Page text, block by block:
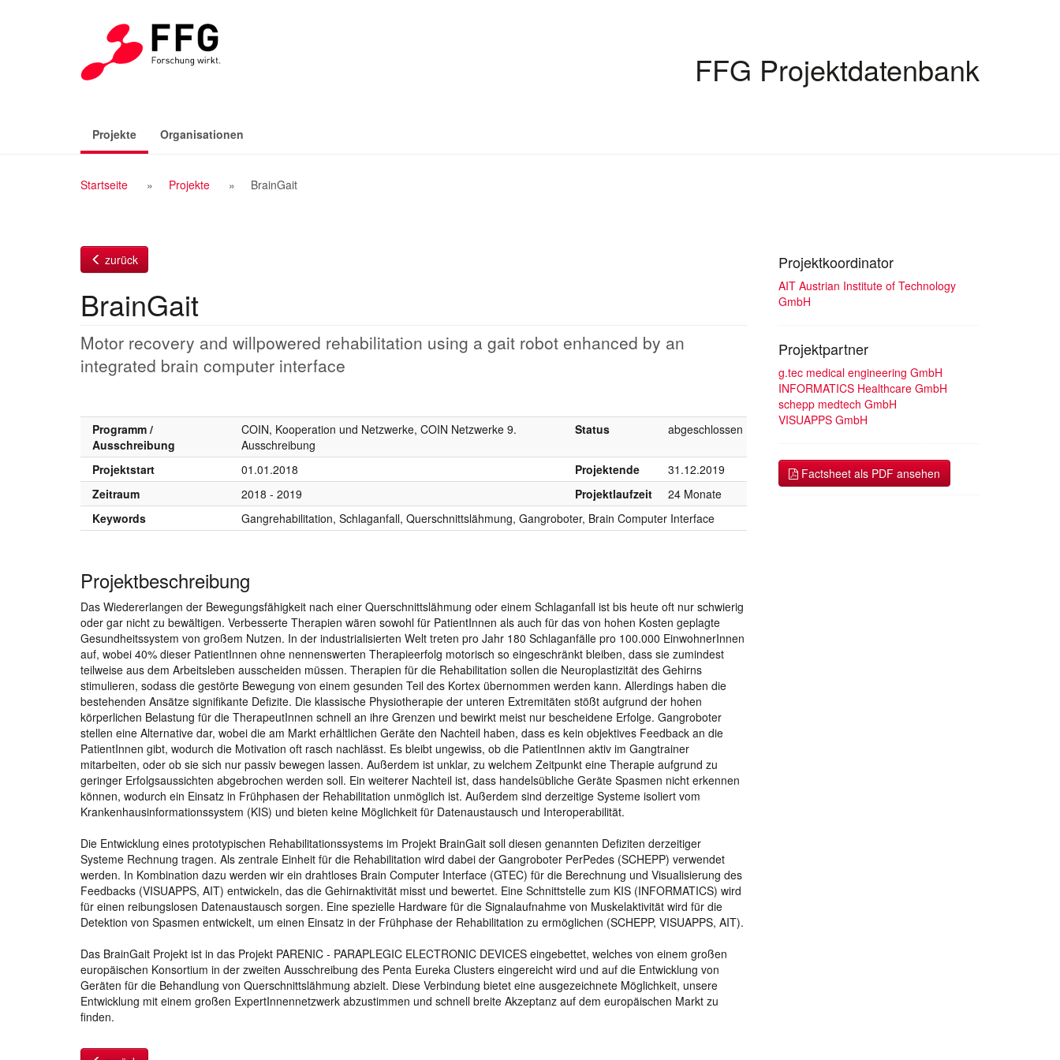
FFG Projektdatenbank
Projekte(aktiv)Organisationen
Breadcrumb
Startseite Projekte BrainGait
zurück
BrainGait
Motor recovery and willpowered rehabilitation using a gait robot enhanced by an
integrated brain computer interface
Programm /
Ausschreibung
COIN, Kooperation und Netzwerke, COIN Netzwerke 9.
Ausschreibung
Status abgeschlossen
Projektstart 01.01.2018 Projektende
31.12.2019
Zeitraum
2018 - 2019 Projektlaufzeit
24 Monate
Keywords
Gangrehabilitation, Schlaganfall, Querschnittslähmung, Gangroboter, Brain Computer Interface
Projektbeschreibung
Das Wiedererlangen der Bewegungsfähigkeit nach einer Querschnittslähmung oder einem Schlaganfall ist bis heute oft nur schwierig
oder gar nicht zu bewältigen. Verbesserte Therapien wären sowohl für PatientInnen als auch für das von hohen Kosten geplagte
Gesundheitssystem von großem Nutzen. In der industrialisierten Welt treten pro Jahr 180 Schlaganfälle pro 100.000 EinwohnerInnen
auf, wobei 40% dieser PatientInnen ohne nennenswerten Therapieerfolg motorisch so eingeschränkt bleiben, dass sie zumindest
teilweise aus dem Arbeitsleben ausscheiden müssen. Therapien für die Rehabilitation sollen die Neuroplastizität des Gehirns
stimulieren, sodass die gestörte Bewegung von einem gesunden Teil des Kortex übernommen werden kann. Allerdings haben die
bestehenden Ansätze signifikante Defizite. Die klassische Physiotherapie der unteren Extremitäten stößt aufgrund der hohen
körperlichen Belastung für die TherapeutInnen schnell an ihre Grenzen und bewirkt meist nur bescheidene Erfolge. Gangroboter
stellen eine Alternative dar, wobei die am Markt erhältlichen Geräte den Nachteil haben, dass es kein objektives Feedback an die
PatientInnen gibt, wodurch die Motivation oft rasch nachlässt. Es bleibt ungewiss, ob die PatientInnen aktiv im Gangtrainer
mitarbeiten, oder ob sie sich nur passiv bewegen lassen. Außerdem ist unklar, zu welchem Zeitpunkt eine Therapie aufgrund zu
geringer Erfolgsaussichten abgebrochen werden soll. Ein weiterer Nachteil ist, dass handelsübliche Geräte Spasmen nicht erkennen
können, wodurch ein Einsatz in Frühphasen der Rehabilitation unmöglich ist. Außerdem sind derzeitige Systeme isoliert vom
Krankenhausinformationssystem (KIS) und bieten keine Möglichkeit für Datenaustausch und Interoperabilität.
Die Entwicklung eines prototypischen Rehabilitationssystems im Projekt BrainGait soll diesen genannten Defiziten derzeitiger
Systeme Rechnung tragen. Als zentrale Einheit für die Rehabilitation wird dabei der Gangroboter PerPedes (SCHEPP) verwendet
werden. In Kombination dazu werden wir ein drahtloses Brain Computer Interface (GTEC) für die Berechnung und Visualisierung des
Feedbacks (VISUAPPS, AIT) entwickeln, das die Gehirnaktivität misst und bewertet. Eine Schnittstelle zum KIS (INFORMATICS) wird
für einen reibungslosen Datenaustausch sorgen. Eine spezielle Hardware für die Signalaufnahme von Muskelaktivität wird für die
Detektion von Spasmen entwickelt, um einen Einsatz in der Frühphase der Rehabilitation zu ermöglichen (SCHEPP, VISUAPPS, AIT).
Das BrainGait Projekt ist in das Projekt PARENIC - PARAPLEGIC ELECTRONIC DEVICES eingebettet, welches von einem großen
europäischen Konsortium in der zweiten Ausschreibung des Penta Eureka Clusters eingereicht wird und auf die Entwicklung von
Geräten für die Behandlung von Querschnittslähmung abzielt. Diese Verbindung bietet eine ausgezeichnete Möglichkeit, unsere
Entwicklung mit einem großen ExpertInnennetzwerk abzustimmen und schnell breite Akzeptanz auf dem europäischen Markt zu
finden.
Projektkoordinator
AIT Austrian Institute of Technology
GmbH
Projektpartner
g.tec medical engineering GmbH
INFORMATICS Healthcare GmbH
schepp medtech GmbH
VISUAPPS GmbH
Factsheet als PDF ansehen